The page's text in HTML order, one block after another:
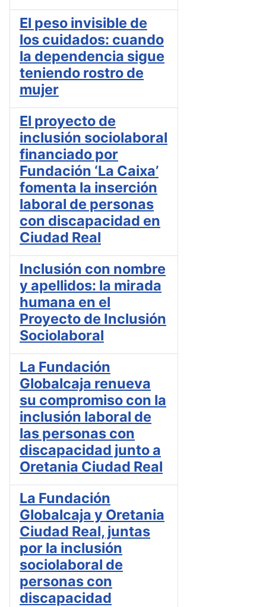
El peso invisible de
los cuidados: cuando
la dependencia sigue
teniendo rostro de
mujer
El proyecto de
inclusión sociolaboral
financiado por
Fundación ‘La Caixa’
fomenta la inserción
laboral de personas
con discapacidad en
Ciudad Real
Inclusión con nombre
y apellidos: la mirada
humana en el
Proyecto de Inclusión
Sociolaboral
La Fundación
Globalcaja renueva
su compromiso con la
inclusión laboral de
las personas con
discapacidad junto a
Oretania Ciudad Real
La Fundación
Globalcaja y Oretania
Ciudad Real, juntas
por la inclusión
sociolaboral de
personas con
discapacidad